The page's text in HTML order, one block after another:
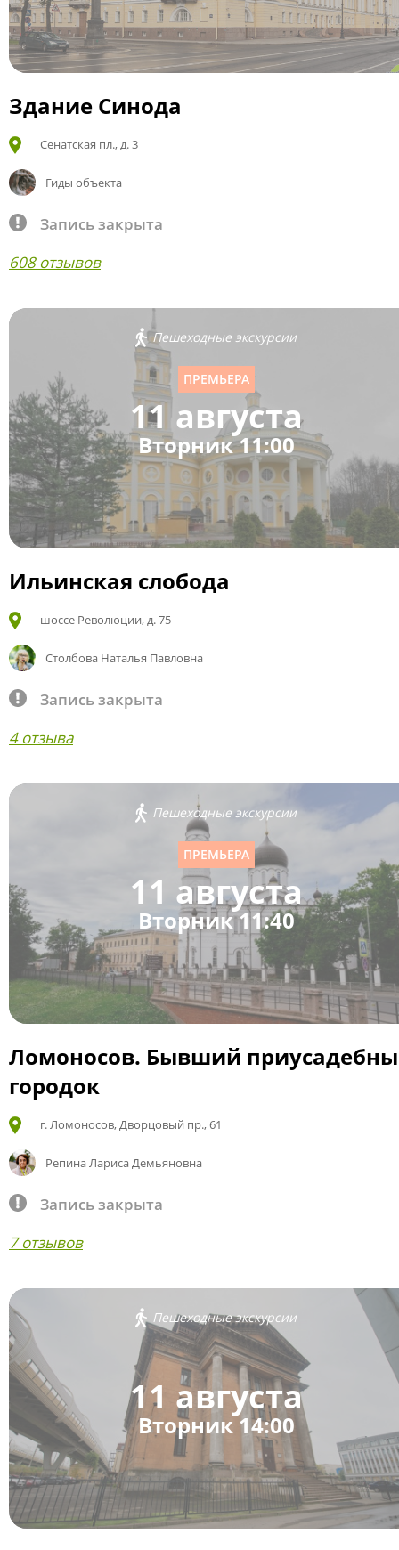
Здание Синода
Сенатская пл., д. 3
Гиды объекта
Запись закрыта
608 отзывов
Пешеходные экскурсии
ПРЕМЬЕРА
11 августа
Вторник 11:00
Ильинская слобода
шоссе Революции, д. 75
Столбова Наталья Павловна
Запись закрыта
4 отзыва
Пешеходные экскурсии
ПРЕМЬЕРА
11 августа
Вторник 11:40
Ломоносов. Бывший
городок
г. Ломоносов, Дворцовый пр., 61
Репина Лариса Демьяновна
Запись закрыта
7 отзывов
Пешеходные экскурсии
11 августа
Вторник 14:00